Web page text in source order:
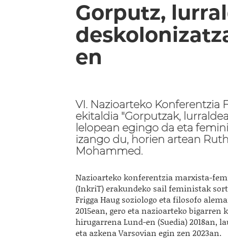
Gorputz,
en
VI. Nazioarteko Konferentzia
ekitaldia "Gorputzak,
lelopean egingo da eta
izango du, horien artean
Mohammed.
Nazioarteko konferentzia marxista-
(InkriT) erakundeko sail feministak
Frigga Haug soziologo eta filosofo
2015ean, gero eta nazioarteko bigarren
hirugarrena Lund-en (Suedia) 2018an,
eta azkena Varsovian egin zen 2023an.